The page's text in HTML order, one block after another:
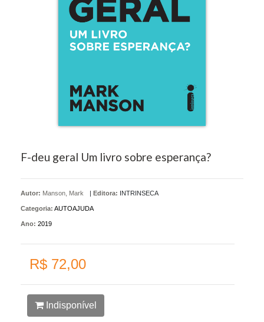
F-deu geral Um livro sobre esperança?
Autor: Manson, Mark | Editora: INTRINSECA
Categoria: AUTOAJUDA
Ano: 2019
R$ 72,00
Indisponível